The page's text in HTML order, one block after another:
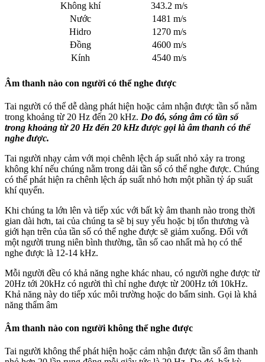
Không khí
343.2 m/s
Nước
1481 m/s
Hidro
1270 m/s
Đồng
4600 m/s
Kính
4540 m/s
Âm thanh nào con người có thể nghe được
Tai người có thể dễ dàng phát hiện hoặc cảm nhận được tần số nằm
trong khoảng từ 20 Hz đến 20 kHz. Do đó, sóng âm có tần số
trong khoảng từ 20 Hz đến 20 kHz được gọi là âm thanh có thể
nghe được.
Tai người nhạy cảm với mọi chênh lệch áp suất nhỏ xảy ra trong
không khí nếu chúng nằm trong dải tần số có thể nghe được. Chúng
có thể phát hiện ra chênh lệch áp suất nhỏ hơn một phần tỷ áp suất
khí quyển.
Khi chúng ta lớn lên và tiếp xúc với bất kỳ âm thanh nào trong thời
gian dài hơn, tai của chúng ta sẽ bị suy yếu hoặc bị tổn thương và
giới hạn trên của tần số có thể nghe được sẽ giảm xuống. Đối với
một người trung niên bình thường, tần số cao nhất mà họ có thể
nghe được là 12-14 kHz.
Mỗi người đều có khả năng nghe khác nhau, có người nghe được từ
20Hz tới 20kHz có người thì chỉ nghe được từ 200Hz tới 10kHz.
Khả năng này do tiếp xúc môi trường hoặc do bẩm sinh. Gọi là khả
năng thẩm âm
Âm thanh nào con người không thể nghe được
Tai người không thể phát hiện hoặc cảm nhận được tần số âm thanh